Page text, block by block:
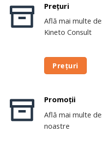
Prețuri
Află mai multe
Kineto Consult
Prețuri
Promoții
Află mai multe
noastre